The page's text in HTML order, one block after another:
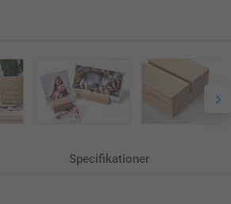
Specifikationer